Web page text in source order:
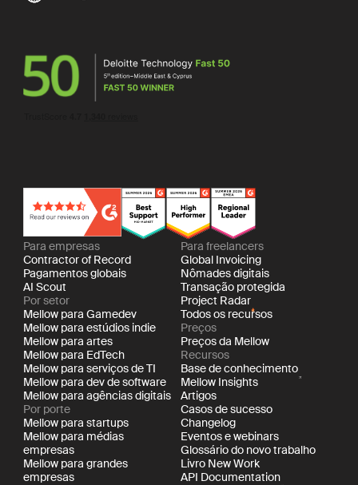
Para empresas
Contractor of Record
Pagamentos globais
AI Scout
Por setor
Mellow para Gamedev
Mellow para estúdios indie
Mellow para artes
Mellow para EdTech
Mellow para serviços de TI
Mellow para dev de software
Mellow para agências digitais
Por porte
Mellow para startups
Mellow para médias
empresas
Mellow para grandes
empresas
Para freelancers
Global Invoicing
Nômades digitais
Transação protegida
Project Radar
Todos os recursos
Preços
Preços da Mellow
Recursos
Base de conhecimento
Mellow Insights
Artigos
Casos de sucesso
Changelog
Eventos e webinars
Glossário do novo trabalho
Livro New Work
API Documentation